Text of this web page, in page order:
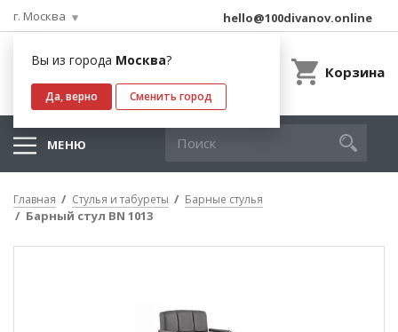
г. Москва
Вы из города Москва?
Да, верно Сменить город
hello@100divanov.online
Корзина
МЕНЮ
Главная Стулья и табуреты Барные стулья
Барный стул BN 1013